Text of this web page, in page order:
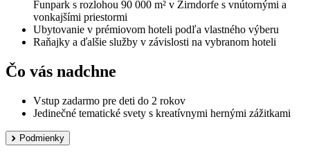
Funpark s rozlohou 90 000 m² v Zirndorfe s vnútornými a
vonkajšími priestormi
Ubytovanie v prémiovom hoteli podľa vlastného výberu
Raňajky a ďalšie služby v závislosti na vybranom hoteli
Čo vás nadchne
Vstup zadarmo pre deti do 2 rokov
Jedinečné tematické svety s kreatívnymi hernými zážitkami
Podmienky